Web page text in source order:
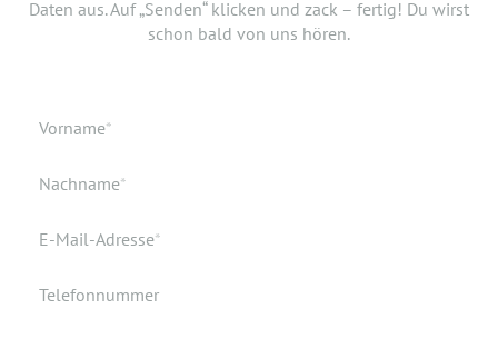
Daten aus. Auf „Senden“ klicken und zack – fertig! Du wirst
schon bald von uns hören.
Pflichtfeld
Vorname*
Pflichtfeld
Nachname*
Pflichtfeld
E-Mail-Adresse*
Telefonnummer
Dokument hinzufügen? Hier kannst Du es hochladen.
Verfügbar ab
Dokumente
Ich akzeptiere die elektronische Speicherung meiner Daten